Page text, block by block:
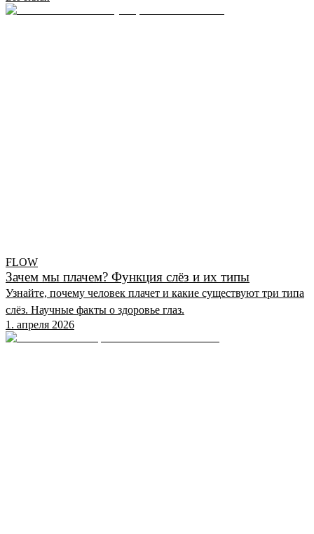
FLOW
Зачем мы плачем? Функция слёз и их типы
Узнайте, почему человек плачет и какие существуют три типа
слёз. Научные факты о здоровье глаз.
1. апреля 2026